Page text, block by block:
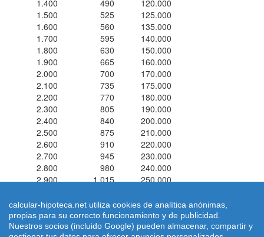
1.400
490
120.000
1.500
525
125.000
1.600
560
135.000
1.700
595
140.000
1.800
630
150.000
1.900
665
160.000
2.000
700
170.000
2.100
735
175.000
2.200
770
180.000
2.300
805
190.000
2.400
840
200.000
2.500
875
210.000
2.600
910
220.000
2.700
945
230.000
2.800
980
240.000
2.900
1.015
250.000
Simuladores de hipotecas ® 2026 calcular-hipoteca.net Home
Calcular letra de hipoteca|Revisar hipoteca|Condiciones de uso
calcular-hipoteca.net utiliza cookies de analítica anónimas,
propias para su correcto funcionamiento y de publicidad.
Nuestros socios (incluido Google) pueden almacenar, compartir y